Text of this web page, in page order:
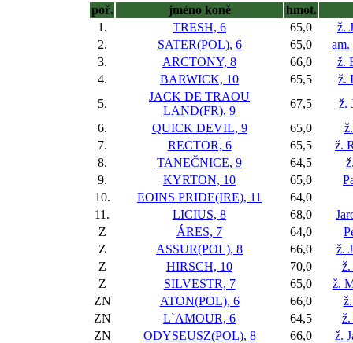
poř. jméno koně
hmot.
1.
TRESH, 6 65,0
ž.
2.
SATER(POL), 6 65,0
am.
3.
ARCTONY, 8 66,0
ž.
4.
BARWICK, 10 65,5
ž.
5.
JACK DE TRAOU
LAND(FR), 9
67,5
ž.
6.
QUICK DEVIL, 9 65,0
7.
RECTOR, 6 65,5
ž.
8.
TANEČNICE, 9 64,5
9.
KYRTON, 10 65,0
10.
EOINS PRIDE(IRE), 11
64,0
11.
LICIUS, 8 68,0
Z
ÁRES, 7 64,0
Z
ASSUR(POL), 8 66,0
ž.
Z
HIRSCH, 10 70,0
ž.
Z
SILVESTR, 7 65,0
ž.
ZN
ATON(POL), 6 66,0
ZN
L`AMOUR, 6 64,5
ZN
ODYSEUSZ(POL), 8 66,0
ž.